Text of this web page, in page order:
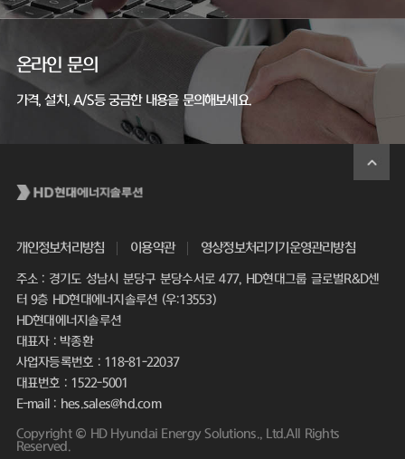
온라인 문의
가격, 설치, A/S등 궁금한 내용을 문의해보세요.
개인정보처리방침 이용약관 영상정보처리기기운영관리방침
주소 : 경기도 성남시 분당구 분당수서로 477, HD현대그룹 글로벌R&D센
터 9층 HD현대에너지솔루션 (우:13553)
HD현대에너지솔루션
대표자 : 박종환
사업자등록번호 : 118-81-22037
대표번호 : 1522-5001
E-mail : hes.sales@hd.com
Copyright © HD Hyundai Energy Solutions., Ltd.All Rights
Reserved.